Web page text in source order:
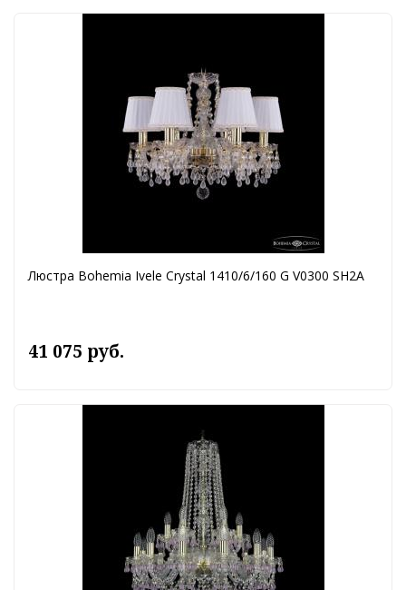
Люстра Bohemia Ivele Crystal 1410/6/160 G V0300 SH2A
41 075 руб.